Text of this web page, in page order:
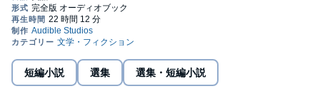
listeners to be introduced to it.
©2015 Selection and Introduction Copyright Terry O'Brien
(P)2016 Audible, Inc.
短編小説 選集 選集・短編小説